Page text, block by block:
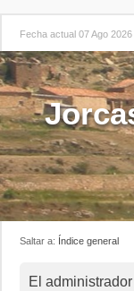
Fecha actual 07 Ago
Saltar a: Índice general
El